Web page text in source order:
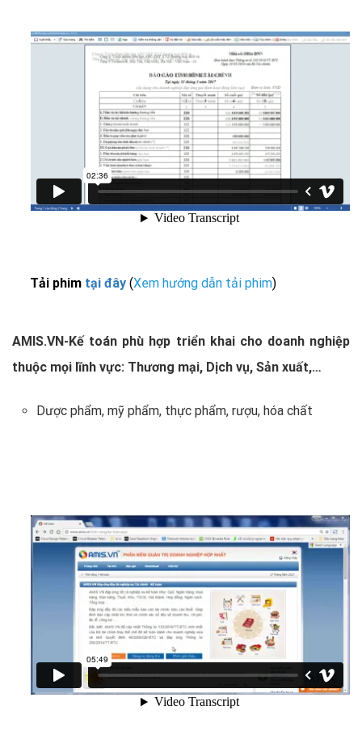
Tải phim tại đây (Xem hướng dẫn tải phim)
AMIS.VN-Kế toán phù hợp triển khai cho doanh nghiệp
thuộc mọi lĩnh vực: Thương mại, Dịch vụ, Sản xuất,…
Dược phẩm, mỹ phẩm, thực phẩm, rượu, hóa chất